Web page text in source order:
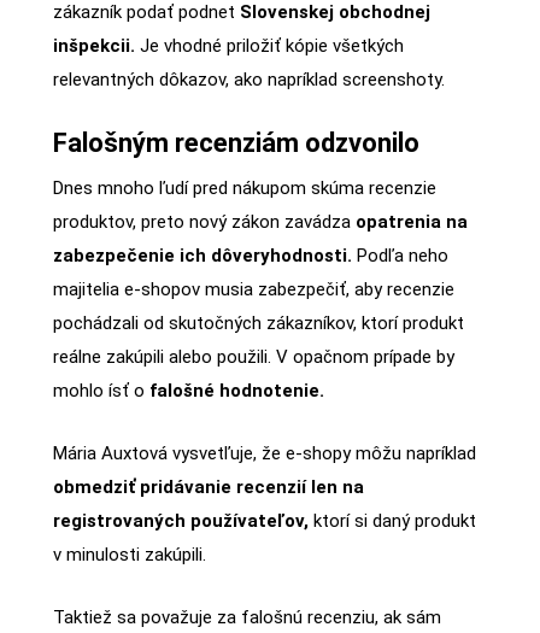
zákazník podať podnet Slovenskej obchodnej
inšpekcii. Je vhodné priložiť kópie všetkých
relevantných dôkazov, ako napríklad screenshoty.
Falošným recenziám odzvonilo
Dnes mnoho ľudí pred nákupom skúma recenzie
produktov, preto nový zákon zavádza opatrenia na
zabezpečenie ich dôveryhodnosti. Podľa neho
majitelia e-shopov musia zabezpečiť, aby recenzie
pochádzali od skutočných zákazníkov, ktorí produkt
reálne zakúpili alebo použili. V opačnom prípade by
mohlo ísť o falošné hodnotenie.
Mária Auxtová vysvetľuje, že e-shopy môžu napríklad
obmedziť pridávanie recenzií len na
registrovaných používateľov,ktorí si daný produkt
v minulosti zakúpili.
Taktiež sa považuje za falošnú recenziu, ak sám